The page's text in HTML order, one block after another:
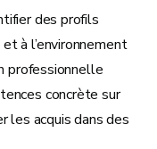
des profils
à l’environnement
professionnelle
concrète sur
les acquis dans des